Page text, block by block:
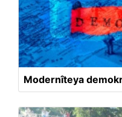
Modernîteya